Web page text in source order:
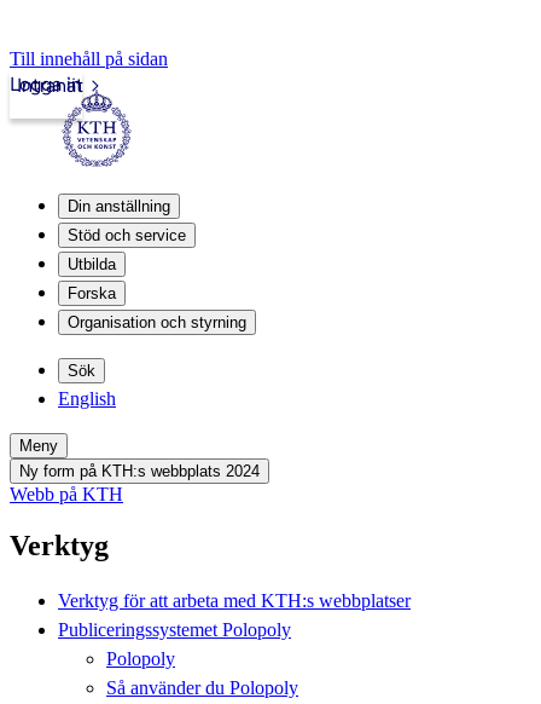
Till innehåll på sidan
Intranät
Logga in
Din anställning
Stöd och service
Utbilda
Forska
Organisation och styrning
Sök
English
Meny
Ny form på KTH:s webbplats 2024
Webb på KTH
Verktyg
Verktyg för att arbeta med KTH:s webbplatser
Publiceringssystemet Polopoly
Polopoly
Så använder du Polopoly